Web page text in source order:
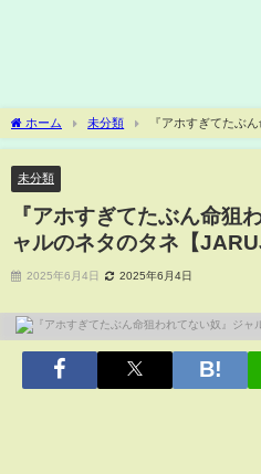
ホーム 未分類
『アホすぎてたぶ
のタネ【JARUJARUTOWER】
未分類
『アホすぎてたぶん命狙
ャルのネタのタネ【
2025年6月4日 2025年6月4日